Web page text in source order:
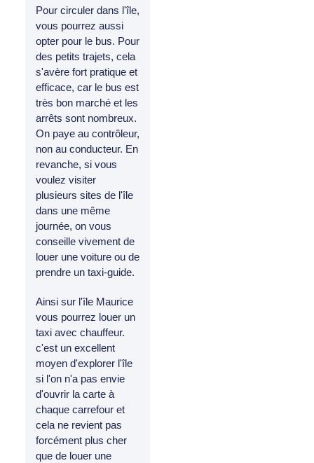
Pour circuler dans l'île,
vous pourrez aussi
opter pour le bus. Pour
des petits trajets, cela
s'avère fort pratique et
efficace, car le bus est
très bon marché et les
arrêts sont nombreux.
On paye au contrôleur,
non au conducteur. En
revanche, si vous
voulez visiter
plusieurs sites de l'île
dans une même
journée, on vous
conseille vivement de
louer une voiture ou de
prendre un taxi-guide.
Ainsi sur l'île Maurice
vous pourrez louer un
taxi avec chauffeur.
c'est un excellent
moyen d'explorer l'île
si l'on n'a pas envie
d'ouvrir la carte à
chaque carrefour et
cela ne revient pas
forcément plus cher
que de louer une